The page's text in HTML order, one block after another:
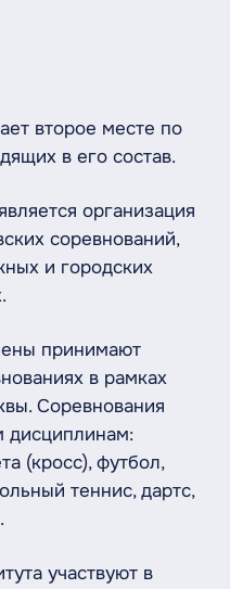
второе месте по
в его состав.
организация
соревнований,
и городских
принимают
в рамках
Соревнования
дисциплинам:
(кросс), футбол,
теннис, дартс,
участвуют в